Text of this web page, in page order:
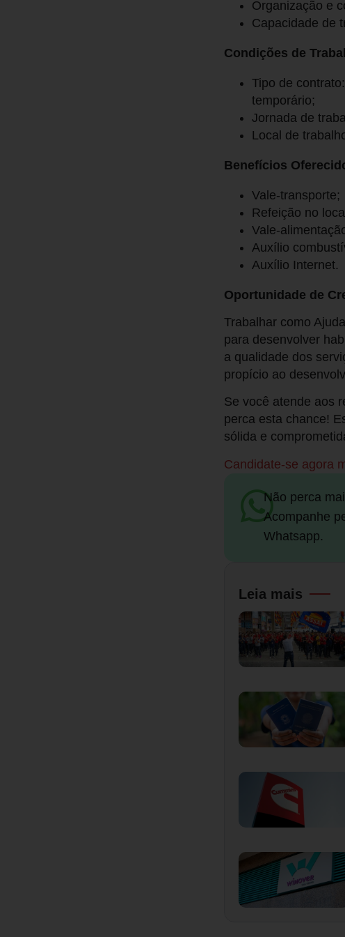
Organização e
Capacidade de
Condições de
Tipo de
temporário;
Jornada de
Local de
Benefícios
Vale-transporte;
Refeição no
Vale-
Auxílio
Auxílio Internet.
Oportunidade de
Trabalhar como
para desenvolver
a qualidade dos
propício ao
Se você atende aos
perca esta chance!
sólida e
Candidate-se agora
Não perca
Acompanhe
Whatsapp.
Leia mais